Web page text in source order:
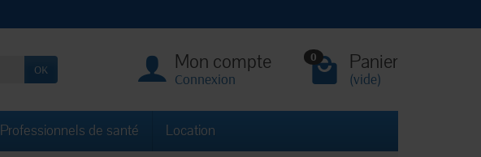
OK Mon compte
Connexion
0 Panier
(vide)
Professionnels de santé Location